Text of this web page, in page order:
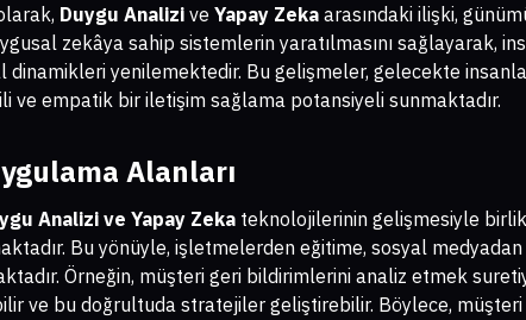
Duygu Analizi ve Yapay Zeka arasındaki ilişki,
zekâya sahip sistemlerin yaratılmasını sağlayarak,
yenilemektedir. Bu gelişmeler, gelecekte
ve empatik bir iletişim sağlama potansiyeli sunmaktadır.
Alanları
Analizi ve Yapay Zeka teknolojilerinin gelişmesiyle
Bu yönüyle, işletmelerden eğitime, sosyal
Örneğin, müşteri geri bildirimlerini analiz etmek
ve bu doğrultuda stratejiler geliştirebilir. Böylece, müşteri